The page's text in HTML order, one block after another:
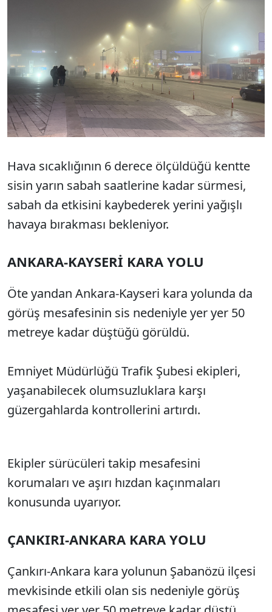
Hava sıcaklığının 6 derece ölçüldüğü kentte
sisin yarın sabah saatlerine kadar sürmesi,
sabah da etkisini kaybederek yerini yağışlı
havaya bırakması bekleniyor.
ANKARA-KAYSERİ KARA YOLU
Öte yandan Ankara-Kayseri kara yolunda da
görüş mesafesinin sis nedeniyle yer yer 50
metreye kadar düştüğü görüldü.
Emniyet Müdürlüğü Trafik Şubesi ekipleri,
yaşanabilecek olumsuzluklara karşı
güzergahlarda kontrollerini artırdı.
Ekipler sürücüleri takip mesafesini
korumaları ve aşırı hızdan kaçınmaları
konusunda uyarıyor.
ÇANKIRI-ANKARA KARA YOLU
Çankırı-Ankara kara yolunun Şabanözü ilçesi
mevkisinde etkili olan sis nedeniyle görüş